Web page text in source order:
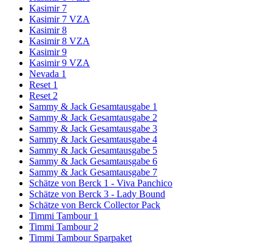
Kasimir 7
Kasimir 7 VZA
Kasimir 8
Kasimir 8 VZA
Kasimir 9
Kasimir 9 VZA
Nevada 1
Reset 1
Reset 2
Sammy & Jack Gesamtausgabe 1
Sammy & Jack Gesamtausgabe 2
Sammy & Jack Gesamtausgabe 3
Sammy & Jack Gesamtausgabe 4
Sammy & Jack Gesamtausgabe 5
Sammy & Jack Gesamtausgabe 6
Sammy & Jack Gesamtausgabe 7
Schätze von Berck 1 - Viva Panchico
Schätze von Berck 3 - Lady Bound
Schätze von Berck Collector Pack
Timmi Tambour 1
Timmi Tambour 2
Timmi Tambour Sparpaket